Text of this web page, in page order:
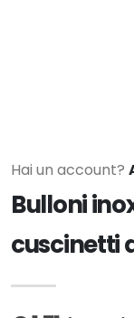
Hai un account?
Bulloni
cuscinetti